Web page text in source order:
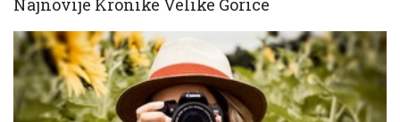
Najnovije Kronike Velike Gorice